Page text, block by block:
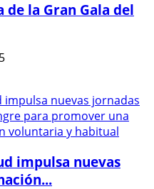
de la Gran Gala del
impulsa nuevas